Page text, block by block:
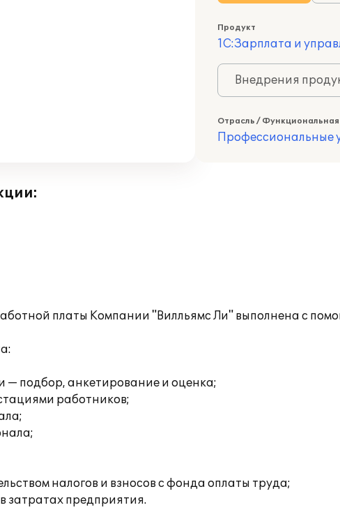
Продукт
1С:Зарплата и
Внедрения
Отрасль / Функциональная
Профессиональные
платы Компании "Вилльямс Ли" выполнена с
— подбор, анкетирование и оценка;
работников;
налогов и взносов с фонда оплаты труда;
затратах предприятия.